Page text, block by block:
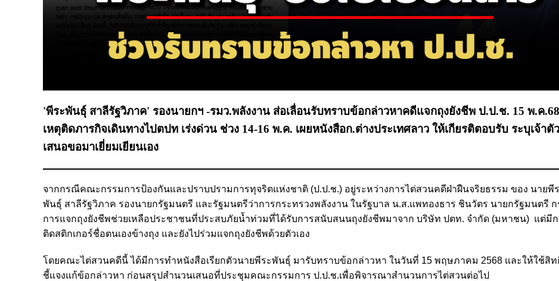
'พีระพันธุ์ สาลีรัฐวิภาค' รองนายกฯ -รมว.พลังงาน ส่อเลื่อนรับทราบข้อกล่าวหาคดีแจกถุงยังชีพ ป.ป.ช. 15 พ.ค
เหตุติดภารกิจเดินทางไปตปท เร่งด่วน ช่วง 14-16 พ.ค. เผยหนังสือก.ต่างประเทศลาว ให้เกียรติตอบรับ ระบุเจ้าตัว
เสนอขอมาเยี่ยมเยียนเอง
จากกรณีคณะกรรมการป้องกันและปราบปรามการทุจริตแห่งชาติ (ป.ป.ช.) อยู่ระหว่างการไต่สวนคดีฝ่าฝืนจริยธรรม ของ นายพี
พันธุ์ สาลีรัฐวิภาค รองนายกรัฐมนตรี และรัฐมนตรีว่าการกระทรวงพลังงาน ในรัฐบาล น.ส.แพทองธาร ชินวัตร นายกรัฐมนตรี
การแจกถุงยังชีพช่วยเหลือประชาชนที่ประสบภัยน้ำท่วมที่ได้รับการสนับสนนถุงยังชีพมาจาก บริษัท ปตท. จำกัด (มหาชน) แต่มีก
ติดสติกเกอร์ชื่อตนเองข้างถุง และยังไปร่วมแจกถุงยังชีพด้วยตัวเอง
โดยคณะไต่สวนคดีนี้ ได้มีการทำหนังสือเรียกตัวนายพีระพันธุ์ มารับทราบข้อกล่าวหา ในวันที่ 15 พฤษภาคม 2568 และให้ใช้สิท
ชี้แจงแก้ข้อกล่าวหา ก่อนสรุปสำนวนเสนอที่ประชุมคณะกรรมการ ป.ป.ช.เพื่อพิจารณาสำนวนการไต่สวนต่อไป